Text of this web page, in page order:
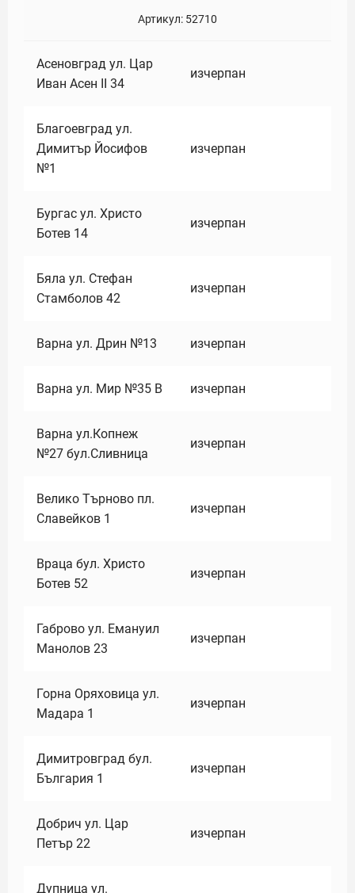
Артикул: 52710
Асеновград ул. Цар
Иван Асен II 34
изчерпан
Благоевград ул.
Димитър Йосифов
№1
изчерпан
Бургас ул. Христо
Ботев 14
изчерпан
Бяла ул. Стефан
Стамболов 42
изчерпан
Варна ул. Дрин №13 изчерпан
Варна ул. Мир №35 В изчерпан
Варна ул.Копнеж
№27 бул.Сливница
изчерпан
Велико Търново пл.
Славейков 1
изчерпан
Враца бул. Христо
Ботев 52
изчерпан
Габрово ул. Емануил
Манолов 23
изчерпан
Горна Оряховица ул.
Мадара 1
изчерпан
Димитровград бул.
България 1
изчерпан
Добрич ул. Цар
Петър 22
изчерпан
Дупница ул.